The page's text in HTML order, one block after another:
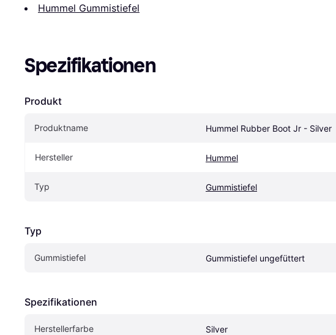
Hummel Gummistiefel
Spezifikationen
Produkt
Produktname Hummel Rubber Boot Jr - Silver
Hersteller Hummel
Typ Gummistiefel
Typ
Gummistiefel Gummistiefel ungefüttert
Spezifikationen
Herstellerfarbe Silver